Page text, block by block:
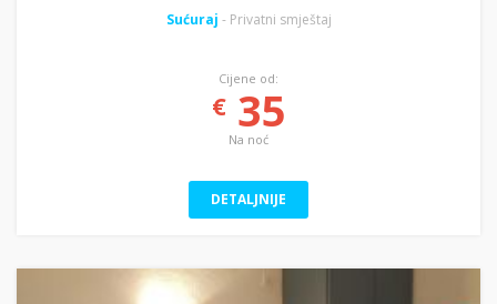
Sućuraj - Privatni smještaj
Cijene od:
€35
Na noć
DETALJNIJE